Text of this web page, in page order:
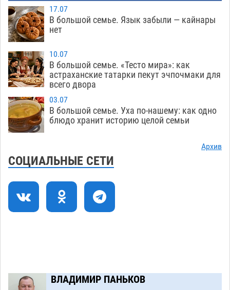
13:01
В Астраханской области запечатлели
огромного черного паука-охотника
12:24
Астраханец из федерального розыска не смог
проехать мимо волгоградского патруля
10.08 369
11:41
В Астрахани появится музыкальный арт-
объект
10.08 477
11:07
Спорт, память и единство поколений: в
Астрахани прошел велопарад памяти Юрия
Филимонова
Мовлидмагомета Рамазанова
10:11
70 лет созидания: в Астрахани чествовали
10.08 268
17.07
В большой семье. Язык забыли — кайнары
нет
10.07
В большой семье. «Тесто мира»: как
астраханские татарки пекут эчпочмаки для
всего двора
03.07
В большой семье. Уха по-нашему: как одно
блюдо хранит историю целой семьи
Архив
СОЦИАЛЬНЫЕ СЕТИ
ВЛАДИМИР ПАНЬКОВ